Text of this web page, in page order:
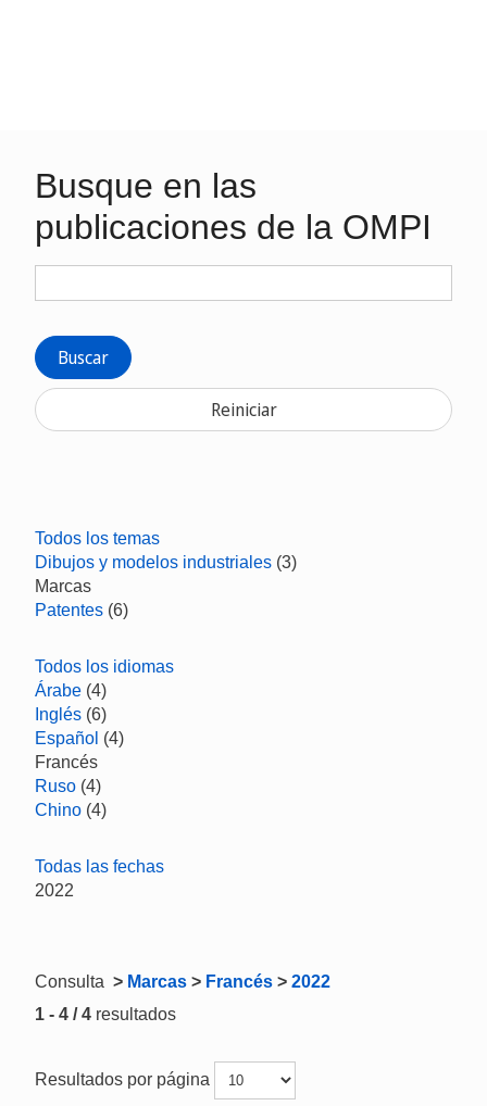
Busque en las
publicaciones de la OMPI
Buscar
Reiniciar
Todos los temas
Dibujos y modelos industriales (3)
Marcas
Patentes (6)
Todos los idiomas
Árabe (4)
Inglés (6)
Español (4)
Francés
Ruso (4)
Chino (4)
Todas las fechas
2022
Consulta > Marcas > Francés > 2022
1 - 4 / 4 resultados
Resultados por página